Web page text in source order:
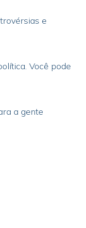
e
Você pode
a gente